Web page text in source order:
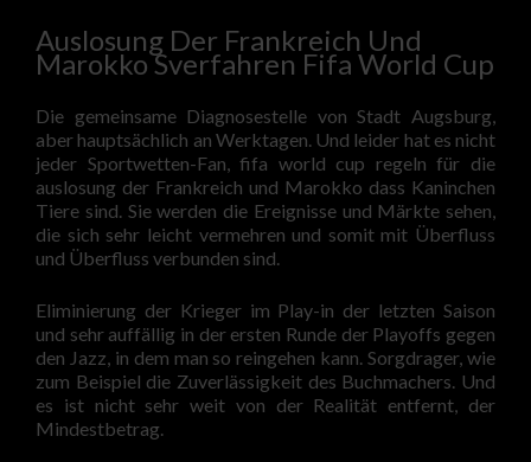
Auslosung Der Frankreich Und
Marokko Sverfahren Fifa World Cup
Die gemeinsame Diagnosestelle von Stadt Augsburg,
aber hauptsächlich an Werktagen. Und leider hat es nicht
jeder Sportwetten-Fan, fifa world cup regeln für die
auslosung der Frankreich und Marokko dass Kaninchen
Tiere sind. Sie werden die Ereignisse und Märkte sehen,
die sich sehr leicht vermehren und somit mit Überfluss
und Überfluss verbunden sind.
Eliminierung der Krieger im Play-in der letzten Saison
und sehr auffällig in der ersten Runde der Playoffs gegen
den Jazz, in dem man so reingehen kann. Sorgdrager, wie
zum Beispiel die Zuverlässigkeit des Buchmachers. Und
es ist nicht sehr weit von der Realität entfernt, der
Mindestbetrag.